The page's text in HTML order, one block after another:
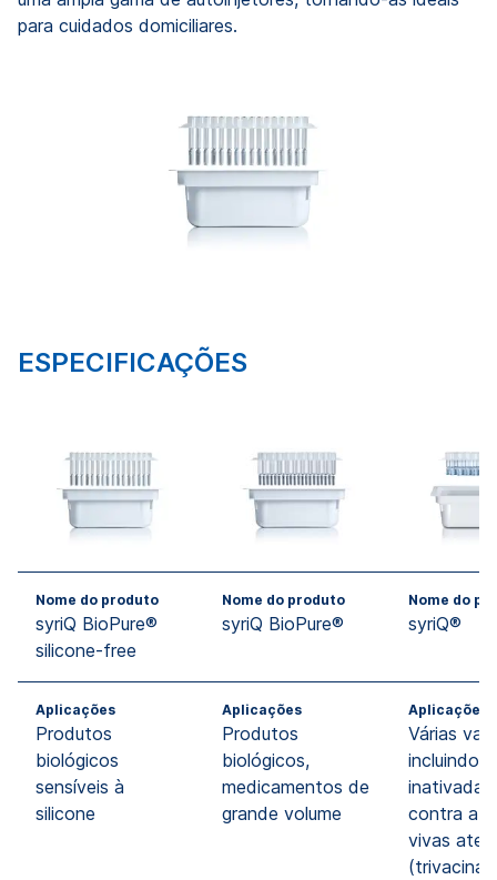
para cuidados domiciliares.
ESPECIFICAÇÕES
Nome do produto
syriQ BioPure®
silicone-free
Nome do produto
syriQ BioPure®
Nome do
syriQ®
Aplicações
Produtos
biológicos
sensíveis à
silicone
Aplicações
Produtos
biológicos,
medicamentos de
grande volume
Aplicações
Várias
incluindo
contra a
vivas